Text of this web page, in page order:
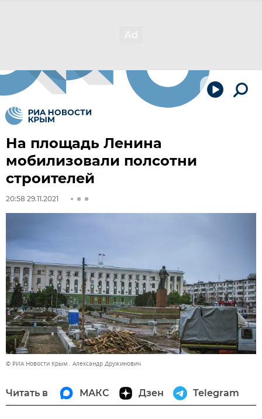
На площадь Ленина
мобилизовали полсотни
строителей
20:58 29.11.2021
© РИА Новости Крым . Александр Дружинович
Читать в МАКС Дзен Telegram